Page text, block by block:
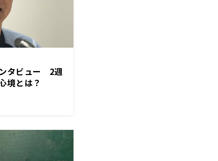
ンタビュー 2週
境とは？